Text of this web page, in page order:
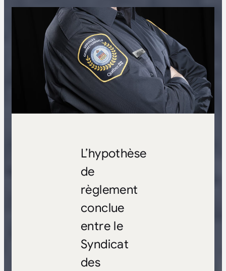
L’hypothèse
de
règlement
conclue
entre le
Syndicat
des